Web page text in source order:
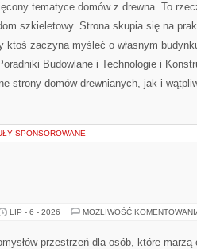
tematyce domów z drewna. To
szkieletowy. Strona skupia się na
ktoś zaczyna myśleć o własnym
Budowlane i Technologie i
strony domów drewnianych, jak i
SPONSOROWANE
LIP - 6 - 2026 MOŻLIWOŚĆ
przestrzeń dla osób, które